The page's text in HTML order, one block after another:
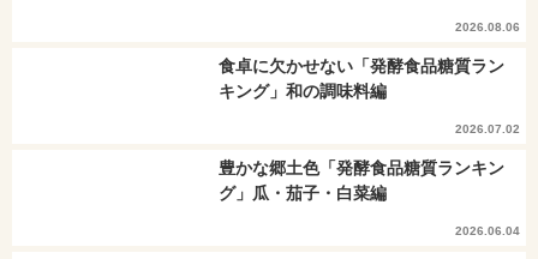
2026.08.06
食卓に欠かせない「発酵食品糖質ラン
キング」和の調味料編
2026.07.02
豊かな郷土色「発酵食品糖質ランキン
グ」瓜・茄子・白菜編
2026.06.04